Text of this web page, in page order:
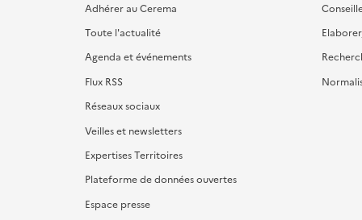
Adhérer au Cerema
Toute l'actualité
Agenda et événements
Flux RSS
Réseaux sociaux
Veilles et newsletters
Expertises Territoires
Plateforme de données ouvertes
Espace presse